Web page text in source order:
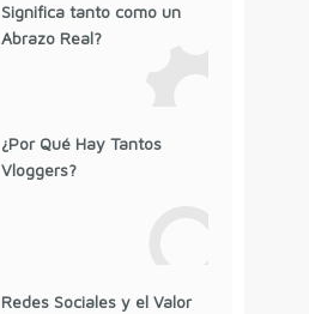
Significa tanto como un
Abrazo Real?
¿Por Qué Hay Tantos
Vloggers?
Redes Sociales y el Valor